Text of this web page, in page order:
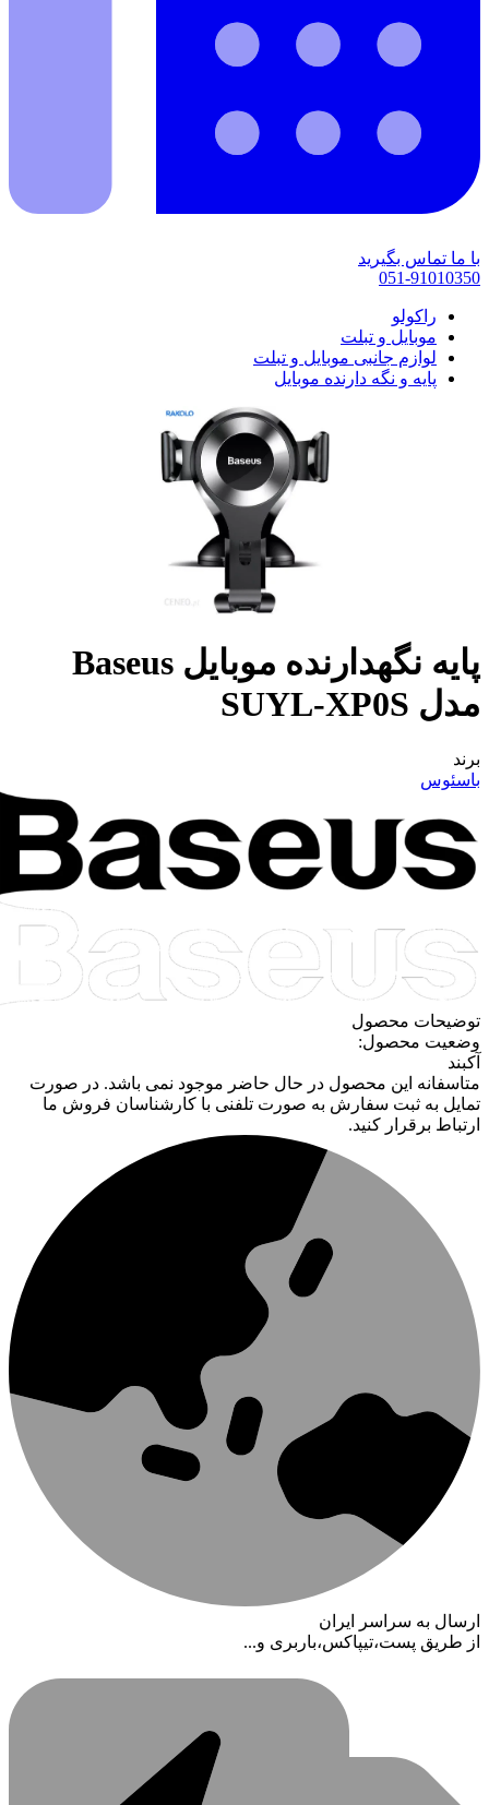
با ما تماس بگیرید
051-91010350
راکولو
موبایل و تبلت
لوازم جانبی موبایل و تبلت
پایه و نگه دارنده موبایل
پایه نگهدارنده موبایل Baseus
مدل SUYL-XP0S
برند
باسئوس
توضیحات محصول
وضعیت محصول:
آکبند
متاسفانه این محصول در حال حاضر موجود نمی باشد. در صورت
تمایل به ثبت سفارش به صورت تلفنی با کارشناسان فروش ما
ارتباط برقرار کنید.
ارسال به سراسر ایران
از طریق پست،تیپاکس،باربری و...